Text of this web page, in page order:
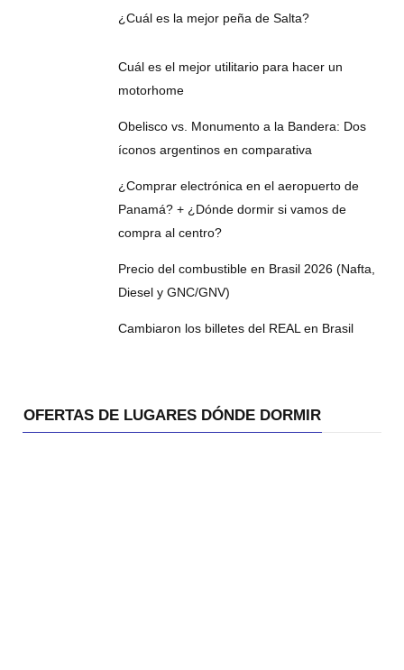
¿Cuál es la mejor peña de Salta?
Cuál es el mejor utilitario para hacer un
motorhome
Obelisco vs. Monumento a la Bandera: Dos
íconos argentinos en comparativa
¿Comprar electrónica en el aeropuerto de
Panamá? + ¿Dónde dormir si vamos de
compra al centro?
Precio del combustible en Brasil 2026 (Nafta,
Diesel y GNC/GNV)
Cambiaron los billetes del REAL en Brasil
OFERTAS DE LUGARES DÓNDE DORMIR